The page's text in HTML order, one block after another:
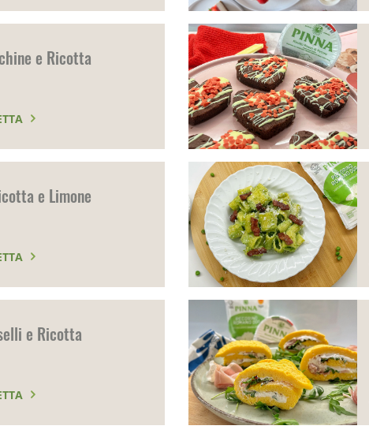
e Ricotta
e Limone
e Ricotta